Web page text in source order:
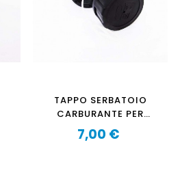
TAPPO SERBATOIO
CARBURANTE PER
OZEAM 2.5CV
Prezzo
7,00 €